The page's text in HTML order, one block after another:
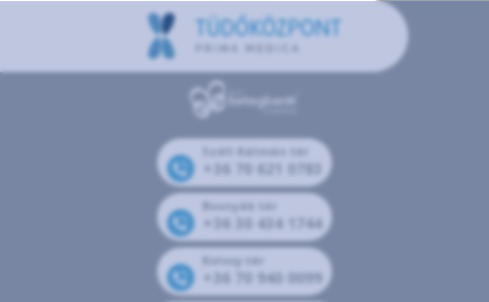
Széll Kálmán tér
+36 70 621 0783
Bosnyák tér
+36 30 434 1744
Kolosy tér
+36 70 940 0099